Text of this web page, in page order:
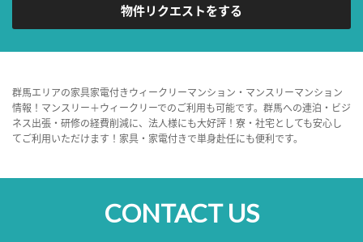
物件リクエストをする
群馬エリアの家具家電付きウィークリーマンション・マンスリーマンション
情報！マンスリー＋ウィークリーでのご利用も可能です。群馬への連泊・ビジ
ネス出張・研修の経費削減に、法人様にも大好評！寮・社宅としても安心し
てご利用いただけます！家具・家電付きで単身赴任にも便利です。
CONTACT US